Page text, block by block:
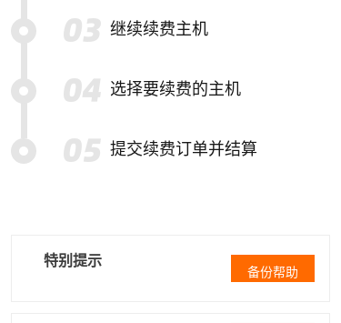
继续续费主机
选择要续费的主机
提交续费订单并结算
特别提示
备份帮助